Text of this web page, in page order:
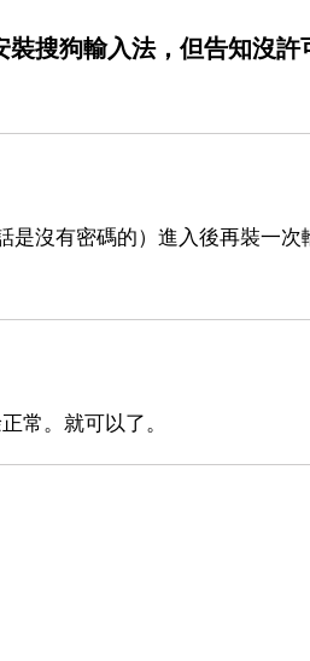
搜狗輸入法，但告知沒許
沒有密碼的）進入後再裝一次
常。就可以了。